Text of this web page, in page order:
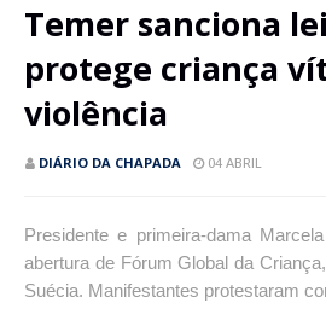
Temer sanciona
protege criança
violência
DIÁRIO DA CHAPADA 04 ABRIL
Presidente e primeira-dama
abertura de Fórum Global da
Suécia. Manifestantes protestaram